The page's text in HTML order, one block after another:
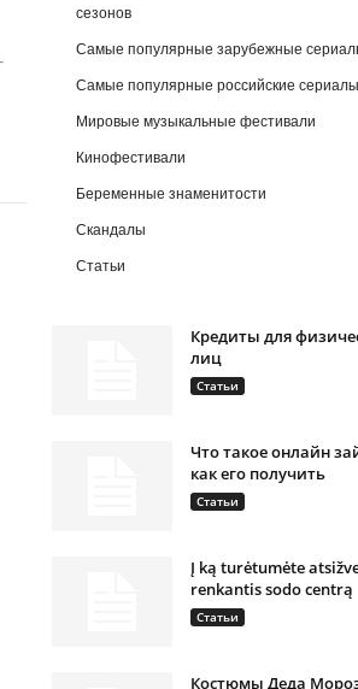
сезонов
Самые популярные зарубежные
Самые популярные российские сериалы
Мировые музыкальные фестивали
Кинофестивали
Беременные знаменитости
Скандалы
Статьи
Кредиты для
лиц
Статьи
Что такое онлайн
как его получить
Статьи
Į ką turėtumėte
renkantis sodo centrą
Статьи
Костюмы Деда